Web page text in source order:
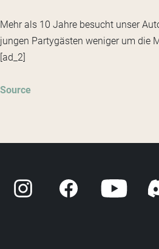
Mehr als 10 Jahre besucht unser
jungen Partygästen weniger um die
[ad_2]
Source